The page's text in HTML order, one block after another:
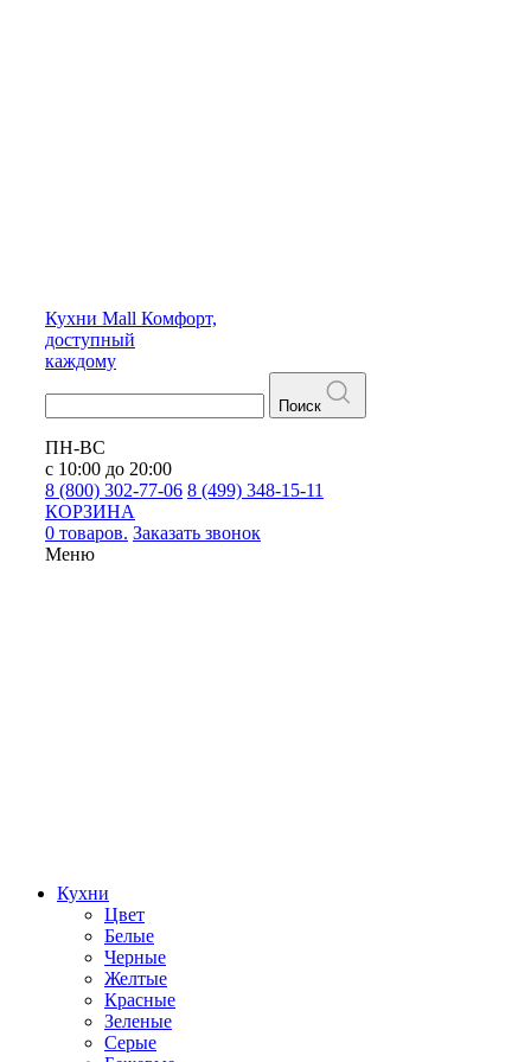
Кухни Mall Комфорт,
доступный
каждому
Поиск
ПН-ВС
с 10:00 до 20:00
8 (800) 302-77-06 8 (499) 348-15-11
КОРЗИНА
0 товаров. Заказать звонок
Меню
Кухни
Цвет
Белые
Черные
Желтые
Красные
Зеленые
Серые